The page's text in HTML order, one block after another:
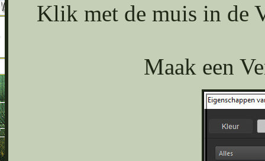
Klik met de muis in de
Maak een